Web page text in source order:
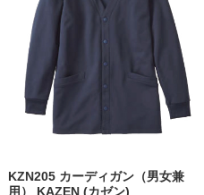
KZN205 カーディガン（男女兼
用） KAZEN (カゼン)